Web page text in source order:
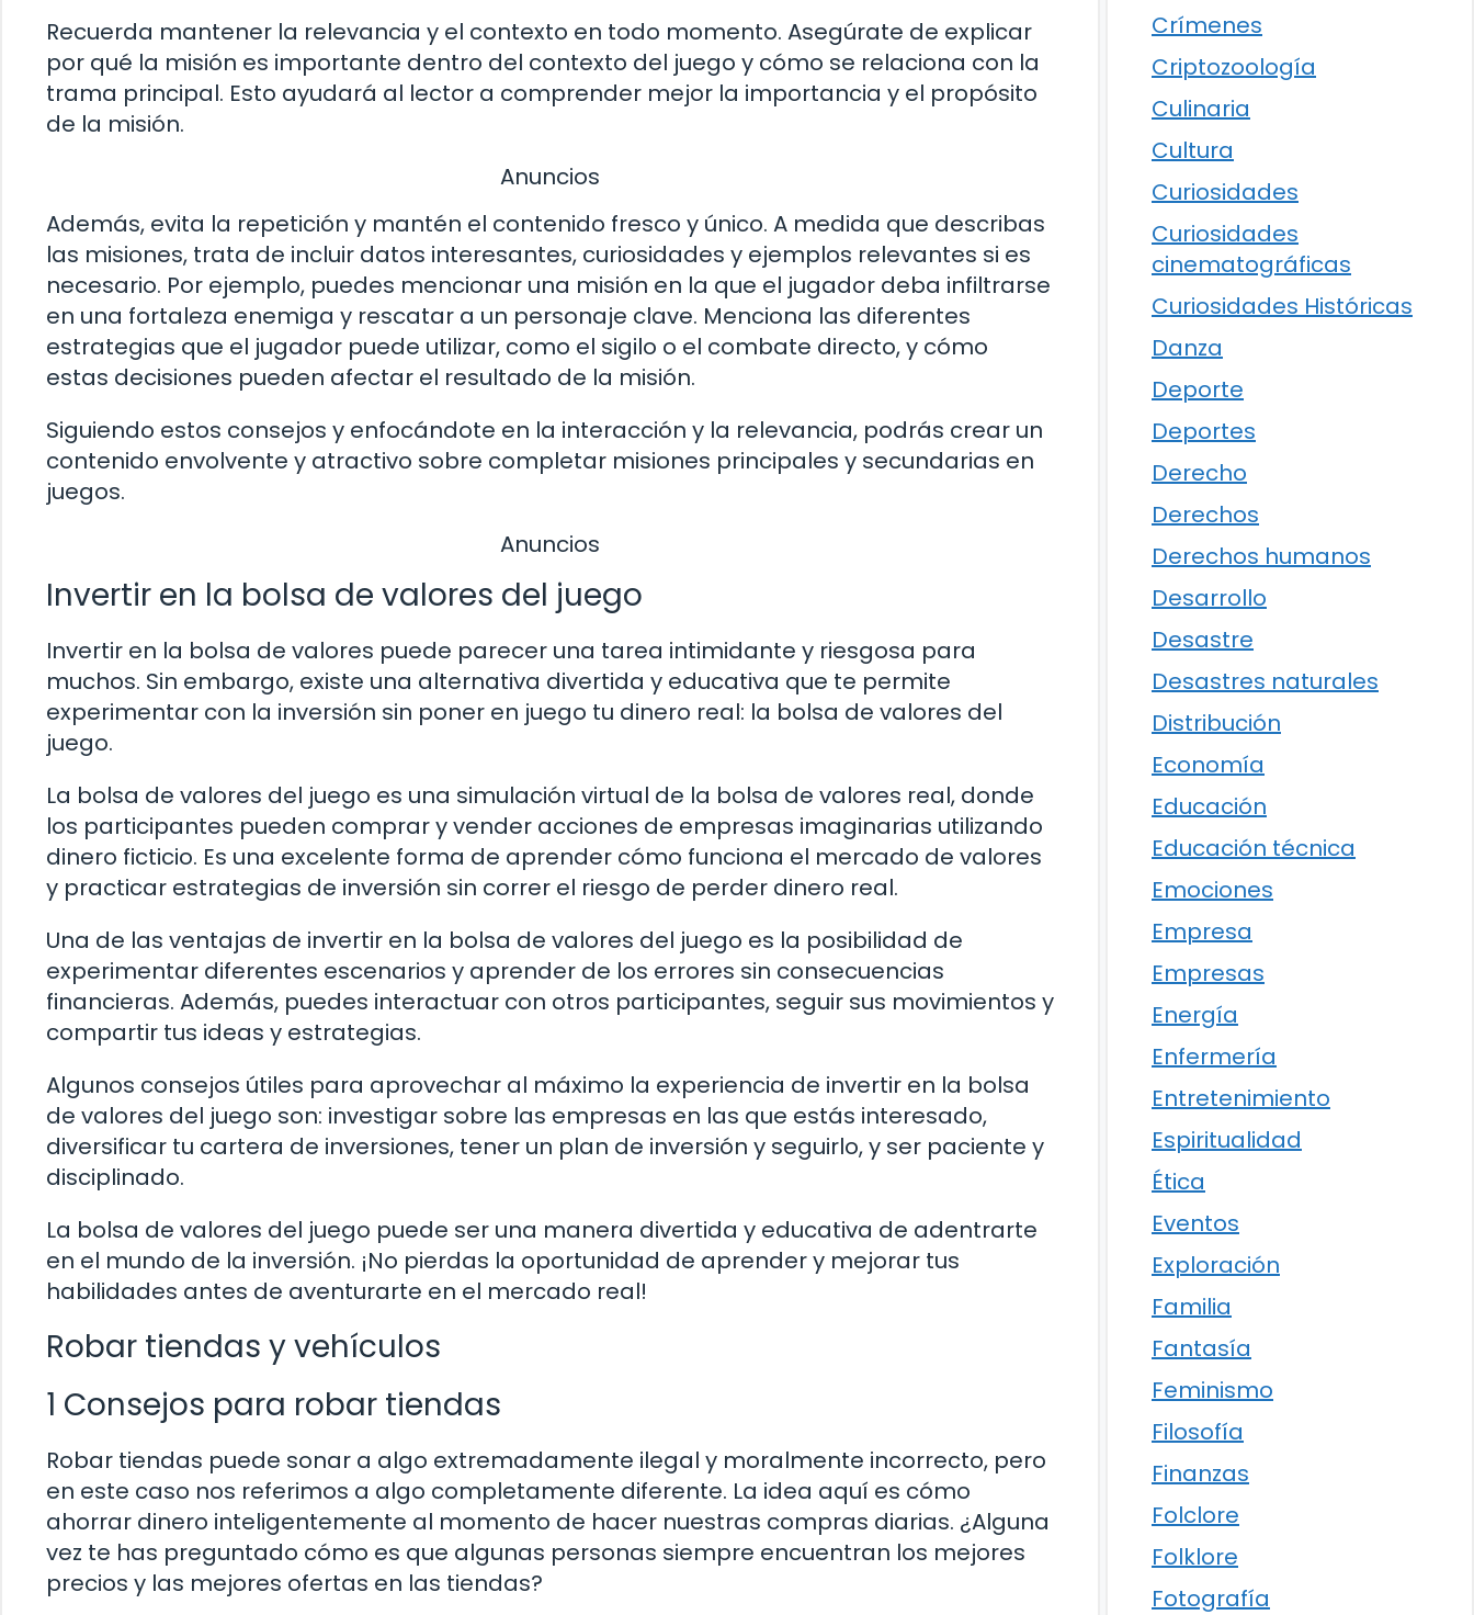
Recuerda mantener la relevancia y el contexto en todo momento. Asegúrate de explicar
por qué la misión es importante dentro del contexto del juego y cómo se relaciona con la
trama principal. Esto ayudará al lector a comprender mejor la importancia y el propósito
de la misión.
Anuncios
Además, evita la repetición y mantén el contenido fresco y único. A medida que describas
las misiones, trata de incluir datos interesantes, curiosidades y ejemplos relevantes si es
necesario. Por ejemplo, puedes mencionar una misión en la que el jugador deba infiltrarse
en una fortaleza enemiga y rescatar a un personaje clave. Menciona las diferentes
estrategias que el jugador puede utilizar, como el sigilo o el combate directo, y cómo
estas decisiones pueden afectar el resultado de la misión.
Siguiendo estos consejos y enfocándote en la interacción y la relevancia, podrás crear un
contenido envolvente y atractivo sobre completar misiones principales y secundarias en
juegos.
Anuncios
Invertir en la bolsa de valores del juego
Invertir en la bolsa de valores puede parecer una tarea intimidante y riesgosa para
muchos. Sin embargo, existe una alternativa divertida y educativa que te permite
experimentar con la inversión sin poner en juego tu dinero real: la bolsa de valores del
juego.
La bolsa de valores del juego es una simulación virtual de la bolsa de valores real, donde
los participantes pueden comprar y vender acciones de empresas imaginarias utilizando
dinero ficticio. Es una excelente forma de aprender cómo funciona el mercado de valores
y practicar estrategias de inversión sin correr el riesgo de perder dinero real.
Una de las ventajas de invertir en la bolsa de valores del juego es la posibilidad de
experimentar diferentes escenarios y aprender de los errores sin consecuencias
financieras. Además, puedes interactuar con otros participantes, seguir sus movimientos y
compartir tus ideas y estrategias.
Algunos consejos útiles para aprovechar al máximo la experiencia de invertir en la bolsa
de valores del juego son: investigar sobre las empresas en las que estás interesado,
diversificar tu cartera de inversiones, tener un plan de inversión y seguirlo, y ser paciente y
disciplinado.
La bolsa de valores del juego puede ser una manera divertida y educativa de adentrarte
en el mundo de la inversión. ¡No pierdas la oportunidad de aprender y mejorar tus
habilidades antes de aventurarte en el mercado real!
Robar tiendas y vehículos
1 Consejos para robar tiendas
Robar tiendas puede sonar a algo extremadamente ilegal y moralmente incorrecto, pero
en este caso nos referimos a algo completamente diferente. La idea aquí es cómo
ahorrar dinero inteligentemente al momento de hacer nuestras compras diarias. ¿Alguna
vez te has preguntado cómo es que algunas personas siempre encuentran los mejores
precios y las mejores ofertas en las tiendas?
Crímenes
Criptozoología
Culinaria
Cultura
Curiosidades
Curiosidades
cinematográficas
Curiosidades Históricas
Danza
Deporte
Deportes
Derecho
Derechos
Derechos humanos
Desarrollo
Desastre
Desastres naturales
Distribución
Economía
Educación
Educación técnica
Emociones
Empresa
Empresas
Energía
Enfermería
Entretenimiento
Espiritualidad
Ética
Eventos
Exploración
Familia
Fantasía
Feminismo
Filosofía
Finanzas
Folclore
Folklore
Fotografía